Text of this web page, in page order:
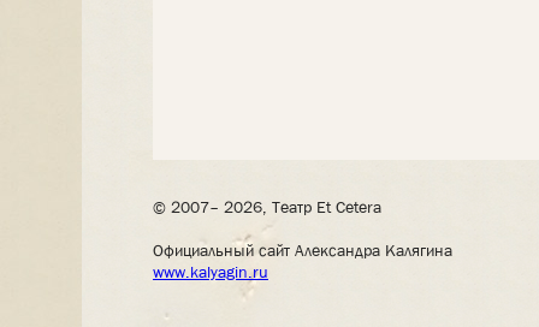
© 2007– 2026, Театр Et Cetera
Официальный сайт Александра Калягина
www.kalyagin.ru